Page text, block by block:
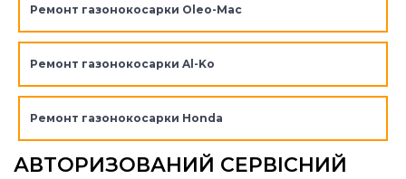
Ремонт газонокосарки Oleo-Mac
Ремонт газонокосарки Al-Ko
Ремонт газонокосарки Honda
АВТОРИЗОВАНИЙ СЕРВІСНИЙ